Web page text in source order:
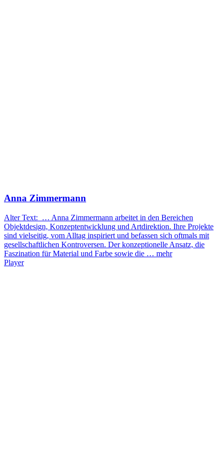
Anna Zimmermann
Alter Text: … Anna Zimmermann arbeitet in den Bereichen
Objektdesign, Konzeptentwicklung und Artdirektion. Ihre Projekte
sind vielseitig, vom Alltag inspiriert und befassen sich oftmals mit
gesellschaftlichen Kontroversen. Der konzeptionelle Ansatz, die
Faszination für Material und Farbe sowie die … mehr
Player